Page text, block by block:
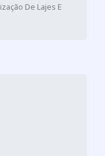
De Lajes E